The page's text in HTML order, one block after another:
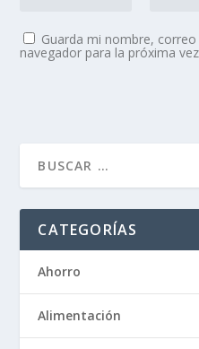
Guarda mi nombre,
navegador para la próxima
CATEGORÍAS
Ahorro
Alimentación